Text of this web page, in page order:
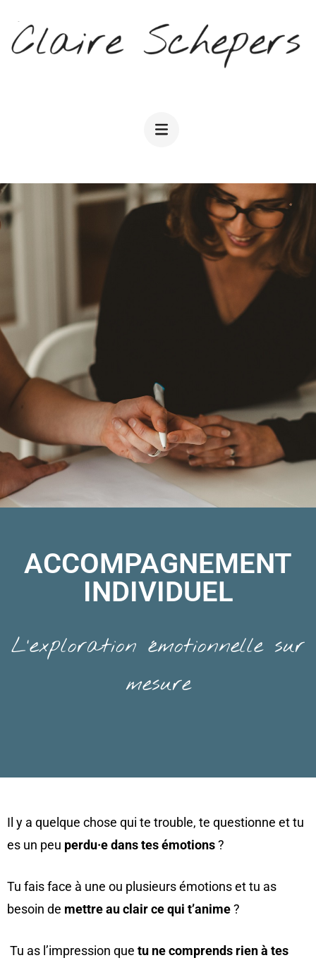
ACCOMPAGNEMENT
INDIVIDUEL
L’exploration émotionnelle sur
mesure
Il y a quelque chose qui te trouble, te questionne et tu
es un peu perdu·e dans tes émotions?
Tu fais face à une ou plusieurs émotions et tu as
besoin de mettre au clair ce qui t’anime?
Tu as l’impression que tu ne comprends rien à tes